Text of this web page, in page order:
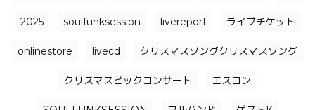
2025 soulfunksession livereport ライブチケット
onlinestore livecd クリスマスソングクリスマスソング
クリスマスビックコンサート エスコン